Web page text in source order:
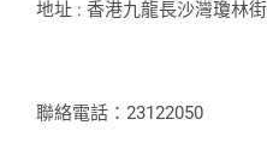
地址 : 香港九龍長沙灣瓊林
聯絡電話：23122050